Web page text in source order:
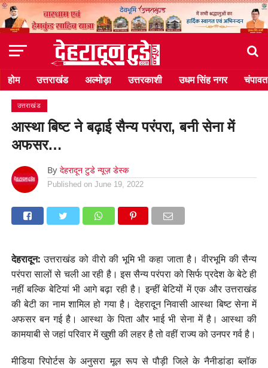
होम उत्तराखंड अल्मोड़ा उत्तरकाशी उधम सिंह नगर चंपावत
उत्तराखंड
आस्था बिष्ट ने बढ़ाई सैन्य परंपरा, बनी सेना में
अफसर…
By देहरादून टुडे न्यूज़ डेस्क
Published on June 19, 2022
देहरादून: उत्तराखंड को वीरो की भूमि भी कहा जाता है। वीरभूमि की सैन्य
परंपरा सालों से चली आ रही है। इस सैन्य परंपरा को सिर्फ प्रदेश के बेटे ही
नहीं बल्कि बेटियां भी आगे बढ़ा रही है। इन्हीं बेटियों में एक और उत्तराखंड
की बेटी का नाम शामिल हो गया है। देहरादून निवासी आस्था बिष्ट सेना में
अफसर बन गई है। आस्था के पिता और भाई भी सेना में है। आस्था की
कामयाबी से जहां परिवार में खुशी की लहर है तो वहीं राज्य को उनपर गर्व है।
मीडिया रिपोर्टस के अनुसरा मूल रूप से पौड़ी जिले के नैनीडांडा ब्लॉक